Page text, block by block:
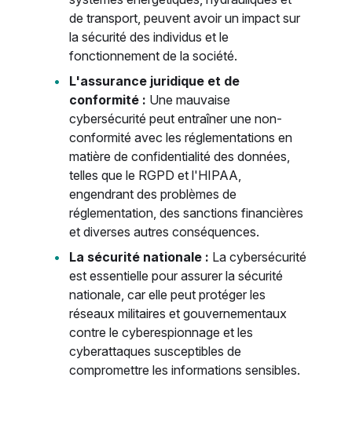
de transport, peuvent avoir un impact sur
la sécurité des individus et le
fonctionnement de la société.
L'assurance juridique et de
conformité : Une mauvaise
cybersécurité peut entraîner une non-
conformité avec les réglementations en
matière de confidentialité des données,
telles que le RGPD et l'HIPAA,
engendrant des problèmes de
réglementation, des sanctions financières
et diverses autres conséquences.
La sécurité nationale : La cybersécurité
est essentielle pour assurer la sécurité
nationale, car elle peut protéger les
réseaux militaires et gouvernementaux
contre le cyberespionnage et les
cyberattaques susceptibles de
compromettre les informations sensibles.